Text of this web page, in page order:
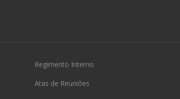
Regimento Interno
Atas de Reuniões